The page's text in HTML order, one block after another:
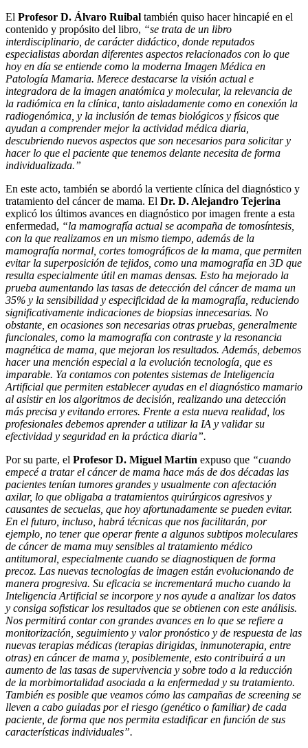
El Profesor D. Álvaro Ruibal también quiso hacer hincapié en el
contenido y propósito del libro, “se trata de un libro
interdisciplinario, de carácter didáctico, donde reputados
especialistas abordan diferentes aspectos relacionados con lo que
hoy en día se entiende como la moderna Imagen Médica en
Patología Mamaria. Merece destacarse la visión actual e
integradora de la imagen anatómica y molecular, la relevancia de
la radiómica en la clínica, tanto aisladamente como en conexión la
radiogenómica, y la inclusión de temas biológicos y físicos que
ayudan a comprender mejor la actividad médica diaria,
descubriendo nuevos aspectos que son necesarios para solicitar y
hacer lo que el paciente que tenemos delante necesita de forma
individualizada.”
En este acto, también se abordó la vertiente clínica del diagnóstico y
tratamiento del cáncer de mama. El Dr. D. Alejandro Tejerina
explicó los últimos avances en diagnóstico por imagen frente a esta
enfermedad, “la mamografía actual se acompaña de tomosíntesis,
con la que realizamos en un mismo tiempo, además de la
mamografía normal, cortes tomográficos de la mama, que permiten
evitar la superposición de tejidos, como una mamografía en 3D que
resulta especialmente útil en mamas densas. Esto ha mejorado la
prueba aumentando las tasas de detección del cáncer de mama un
35% y la sensibilidad y especificidad de la mamografía, reduciendo
significativamente indicaciones de biopsias innecesarias. No
obstante, en ocasiones son necesarias otras pruebas, generalmente
funcionales, como la mamografía con contraste y la resonancia
magnética de mama, que mejoran los resultados. Además, debemos
hacer una mención especial a la evolución tecnología, que es
imparable. Ya contamos con potentes sistemas de Inteligencia
Artificial que permiten establecer ayudas en el diagnóstico mamario
al asistir en los algoritmos de decisión, realizando una detección
más precisa y evitando errores. Frente a esta nueva realidad, los
profesionales debemos aprender a utilizar la IA y validar su
efectividad y seguridad en la práctica diaria”.
Por su parte, el Profesor D. Miguel Martín expuso que “cuando
empecé a tratar el cáncer de mama hace más de dos décadas las
pacientes tenían tumores grandes y usualmente con afectación
axilar, lo que obligaba a tratamientos quirúrgicos agresivos y
causantes de secuelas, que hoy afortunadamente se pueden evitar.
En el futuro, incluso, habrá técnicas que nos facilitarán, por
ejemplo, no tener que operar frente a algunos subtipos moleculares
de cáncer de mama muy sensibles al tratamiento médico
antitumoral, especialmente cuando se diagnostiquen de forma
precoz. Las nuevas tecnologías de imagen están evolucionando de
manera progresiva. Su eficacia se incrementará mucho cuando la
Inteligencia Artificial se incorpore y nos ayude a analizar los datos
y consiga sofisticar los resultados que se obtienen con este análisis.
Nos permitirá contar con grandes avances en lo que se refiere a
monitorización, seguimiento y valor pronóstico y de respuesta de las
nuevas terapias médicas (terapias dirigidas, inmunoterapia, entre
otras) en cáncer de mama y, posiblemente, esto contribuirá a un
aumento de las tasas de supervivencia y sobre todo a la reducción
de la morbimortalidad asociada a la enfermedad y su tratamiento.
También es posible que veamos cómo las campañas de screening se
lleven a cabo guiadas por el riesgo (genético o familiar) de cada
paciente, de forma que nos permita estadificar en función de sus
características individuales”.